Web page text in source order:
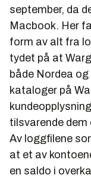
september, da
Macbook. Her
form av alt fra
tydet på at
både Nordea
kataloger på
tilsvarende
Av loggfilene
at et av
en saldo i